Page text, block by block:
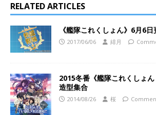
RELATED ARTICLES
《艦隊これくしょん》6月6
2017/06/06 緋月
2015冬番《艦隊これくしょ
造型集合
2014/08/26 桜